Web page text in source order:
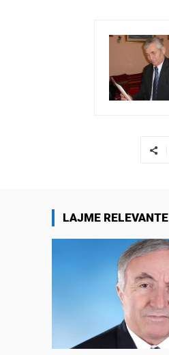
LAJME RELEVANTE